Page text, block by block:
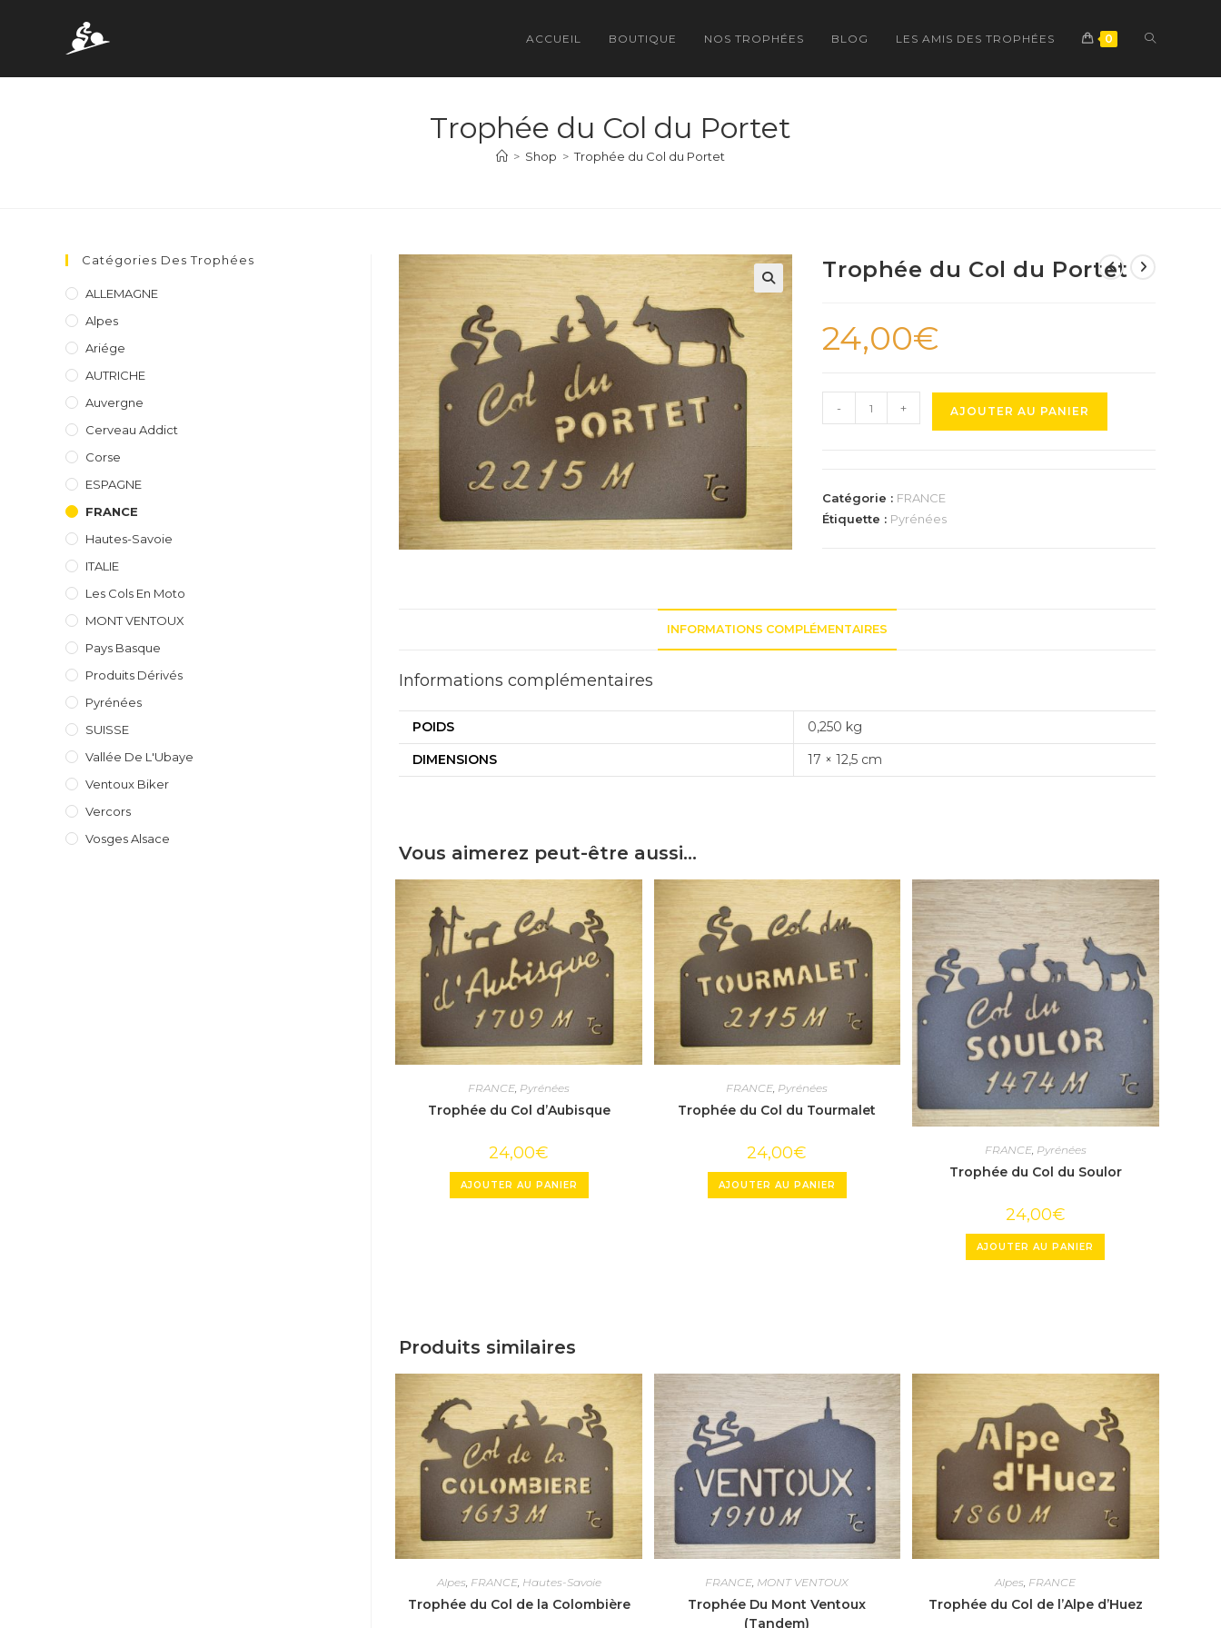
ACCUEIL BOUTIQUE NOS TROPHÉES BLOG LES AMIS DES TROPHÉES 0 TOGGLE
Trophée du Col du Portet
> Shop > Trophée du Col du Portet
Trophée du Col du Portet
24,00€
quantité
de
Col
du
- + AJOUTER AU PANIER
Catégorie : FRANCE
Étiquette : Pyrénées
INFORMATIONS COMPLÉMENTAIRES
Informations complémentaires
POIDS
0,250 kg
DIMENSIONS
17 × 12,5 cm
Vous aimerez peut-être aussi…
FRANCE Pyrénées
Trophée du Col d’Aubisque
24,00€
AJOUTER AU PANIER
FRANCE Pyrénées
Trophée du Col du Tourmalet
24,00€
AJOUTER AU PANIER
FRANCE, Pyrénées
Trophée du Col du Soulor
24,00€
AJOUTER AU PANIER
Produits similaires
Alpes, FRANCE, Hautes-Savoie
Trophée du Col de la Colombière
FRANCE, MONT VENTOUX
Trophée Du Mont Ventoux
(Tandem)
Alpes, FRANCE
Trophée du Col de l’Alpe d’Huez
Catégories Des Trophées
ALLEMAGNE
Alpes
Ariége
AUTRICHE
Auvergne
Cerveau Addict
Corse
ESPAGNE
FRANCE
Hautes-Savoie
ITALIE
Les Cols En Moto
MONT VENTOUX
Pays Basque
Produits Dérivés
Pyrénées
SUISSE
Vallée De L'Ubaye
Ventoux Biker
Vercors
Vosges Alsace